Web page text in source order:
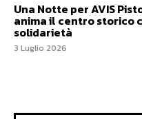
Una Notte per AVIS
anima il centro storico
solidarietà
3 Luglio 2026